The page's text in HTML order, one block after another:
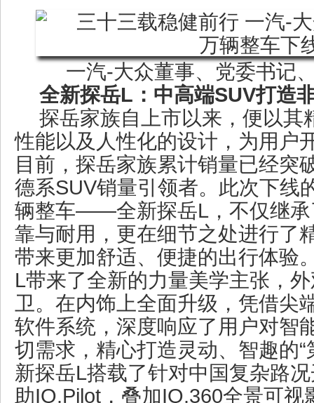
一汽-大众董事、党委书记
全新探岳L：中高端SUV打造
探岳家族自上市以来，便以其
性能以及人性化的设计，为用户
目前，探岳家族累计销量已经突
德系SUV销量引领者。此次下线
辆整车——全新探岳L，不仅继承
靠与耐用，更在细节之处进行了
带来更加舒适、便捷的出行体验
L带来了全新的力量美学主张，
卫。在内饰上全面升级，凭借尖
软件系统，深度响应了用户对智
切需求，精心打造灵动、智趣的
新探岳L搭载了针对中国复杂路
助IQ.Pilot，叠加IQ.360全景可视